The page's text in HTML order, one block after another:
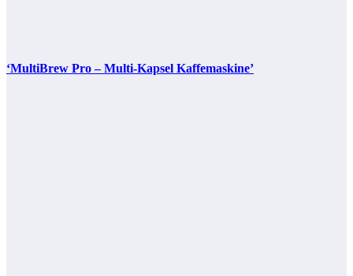
‘MultiBrew Pro – Multi-Kapsel Kaffemaskine’